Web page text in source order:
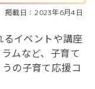
掲載日：2023年6月4日
イベントや講座
ムなど、子育て
の子育て応援コ